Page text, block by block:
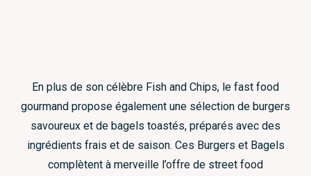
En plus de son célèbre Fish and Chips, le fast food
gourmand propose également une sélection de burgers
savoureux et de bagels toastés, préparés avec des
ingrédients frais et de saison. Ces Burgers et Bagels
complètent à merveille l’offre de street food